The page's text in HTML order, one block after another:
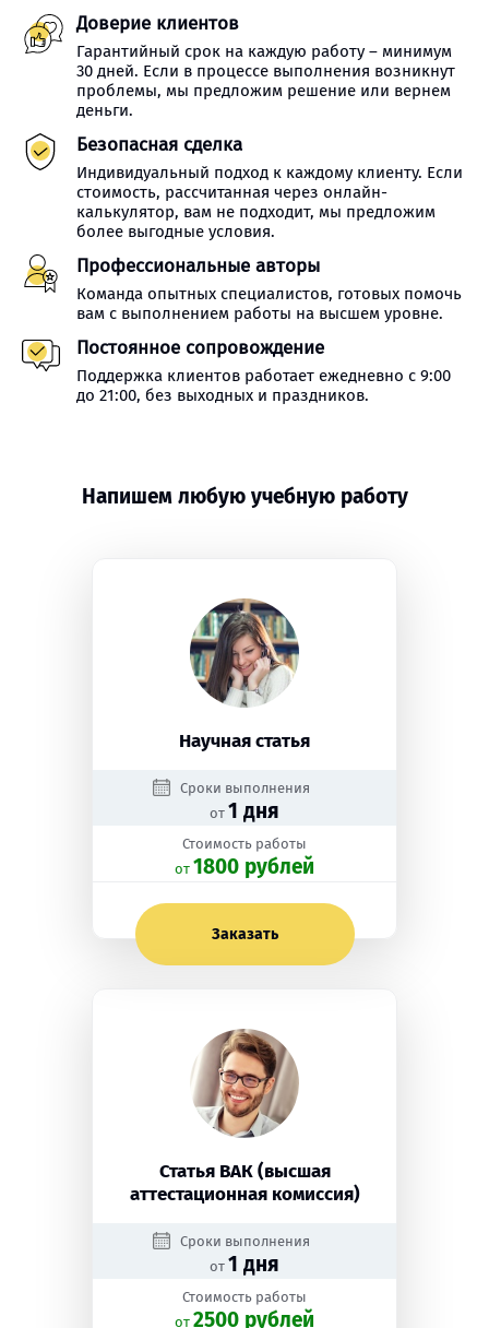
Доверие клиентов
Гарантийный срок на каждую работу – минимум
30 дней. Если в процессе выполнения возникнут
проблемы, мы предложим решение или вернем
деньги.
Безопасная сделка
Индивидуальный подход к каждому клиенту. Если
стоимость, рассчитанная через онлайн-
калькулятор, вам не подходит, мы предложим
более выгодные условия.
Профессиональные авторы
Команда опытных специалистов, готовых помочь
вам с выполнением работы на высшем уровне.
Постоянное сопровождение
Поддержка клиентов работает ежедневно с 9:00
до 21:00, без выходных и праздников.
Напишем любую учебную работу
Научная статья
Сроки выполнения
от 1 дня
Стоимость работы
oт 1800 рублей
Заказать
Статья ВАК (высшая
аттестационная комиссия)
Сроки выполнения
от 1 дня
Стоимость работы
oт 2500 рублей